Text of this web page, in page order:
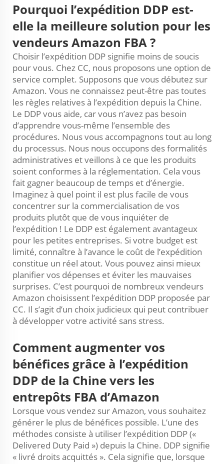
Pourquoi l’expédition DDP est-
elle la meilleure solution pour les
vendeurs Amazon FBA ?
Choisir l’expédition DDP signifie moins de soucis
pour vous. Chez CC, nous proposons une option de
service complet. Supposons que vous débutez sur
Amazon. Vous ne connaissez peut-être pas toutes
les règles relatives à l’expédition depuis la Chine.
Le DDP vous aide, car vous n’avez pas besoin
d’apprendre vous-même l’ensemble des
procédures. Nous vous accompagnons tout au long
du processus. Nous nous occupons des formalités
administratives et veillons à ce que les produits
soient conformes à la réglementation. Cela vous
fait gagner beaucoup de temps et d’énergie.
Imaginez à quel point il est plus facile de vous
concentrer sur la commercialisation de vos
produits plutôt que de vous inquiéter de
l’expédition ! Le DDP est également avantageux
pour les petites entreprises. Si votre budget est
limité, connaître à l’avance le coût de l’expédition
constitue un réel atout. Vous pouvez ainsi mieux
planifier vos dépenses et éviter les mauvaises
surprises. C’est pourquoi de nombreux vendeurs
Amazon choisissent l’expédition DDP proposée par
CC. Il s’agit d’un choix judicieux qui peut contribuer
à développer votre activité sans stress.
Comment augmenter vos
bénéfices grâce à l’expédition
DDP de la Chine vers les
entrepôts FBA d’Amazon
Lorsque vous vendez sur Amazon, vous souhaitez
générer le plus de bénéfices possible. L’une des
méthodes consiste à utiliser l’expédition DDP («
Delivered Duty Paid ») depuis la Chine. DDP signifie
« livré droits acquittés ». Cela signifie que, lorsque